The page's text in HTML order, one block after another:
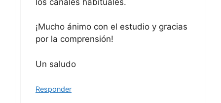
¡Mucho ánimo con el estudio y gracias
por la comprensión!
Un saludo
Responder